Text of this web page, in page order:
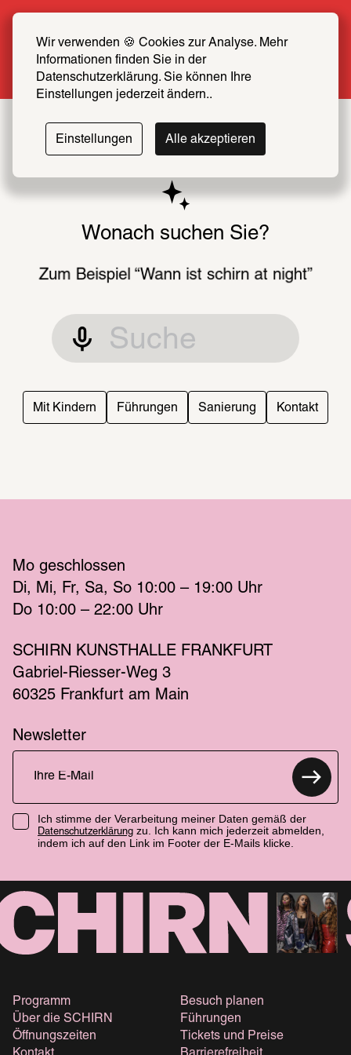
Wir verwenden 🍪 Cookies zur Analyse. Mehr
Informationen finden Sie in der
Datenschutzerklärung. Sie können Ihre
Einstellungen jederzeit ändern..
Einstellungen Alle akzeptieren
SCHIRN FREUND*IN werden
Mehr erfahren
Wonach suchen Sie?
Zum Beispiel “Wann ist schirn at night”
Oder „Am Mittwoch“
Mit Kindern Führungen Sanierung Kontakt
Mo geschlossen
Di
Mi Fr Sa So 10:00 – 19:00 Uhr
Do 10:00 – 22:00 Uhr
SCHIRN KUNSTHALLE FRANKFURT
Gabriel-Riesser-Weg 3
60325 Frankfurt am Main
Newsletter
Ich stimme der Verarbeitung meiner Daten gemäß der
Datenschutzerklärung zu. Ich kann mich jederzeit abmelden,
indem ich auf den Link im Footer der E-Mails klicke.
Programm
Über die SCHIRN
Öffnungszeiten
Besuch planen
Führungen
Tickets und Preise